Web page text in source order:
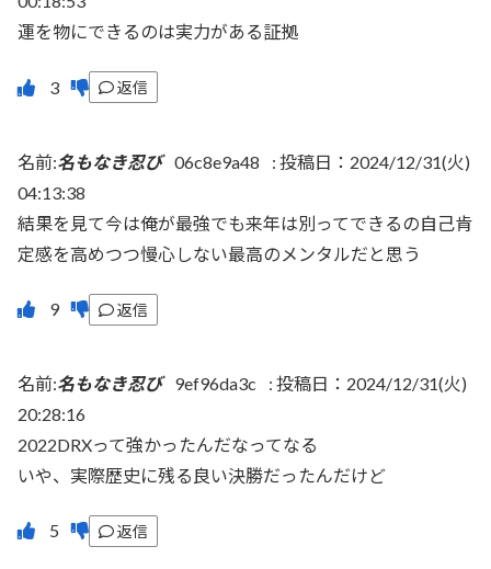
運を物にできるのは実力がある証拠
返信
名前:名もなき忍び 06c8e9a48 : 投稿日：2024/12/31(火)
04:13:38
結果を見て今は俺が最強でも来年は別ってできるの自己肯
定感を高めつつ慢心しない最高のメンタルだと思う
返信
名前:名もなき忍び 9ef96da3c : 投稿日：2024/12/31(火)
20:28:16
2022DRXって強かったんだなってなる
いや、実際歴史に残る良い決勝だったんだけど
返信